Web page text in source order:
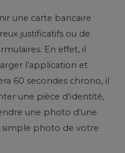
une carte bancaire
justificatifs ou de
En effet, il
l’application et
60 secondes chrono, il
une pièce d’identité,
une photo d’une
simple photo de votre